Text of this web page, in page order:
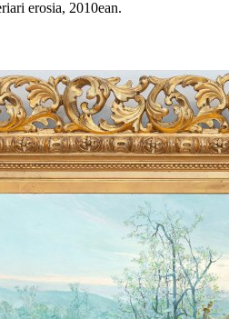
erosia, 2010ean.